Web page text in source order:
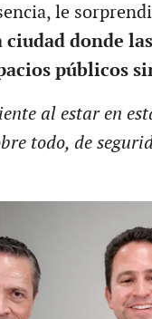
le
ciudad donde
públicos
al estar en
todo, de